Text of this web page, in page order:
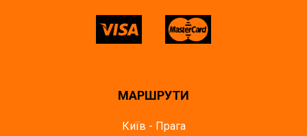
МАРШРУТИ
Київ - Прага